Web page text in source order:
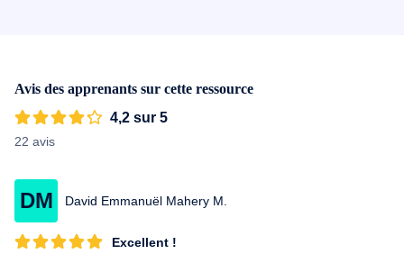
Avis des apprenants sur cette ressource
4,2 sur 5
22 avis
DM David Emmanuël Mahery M.
Excellent !